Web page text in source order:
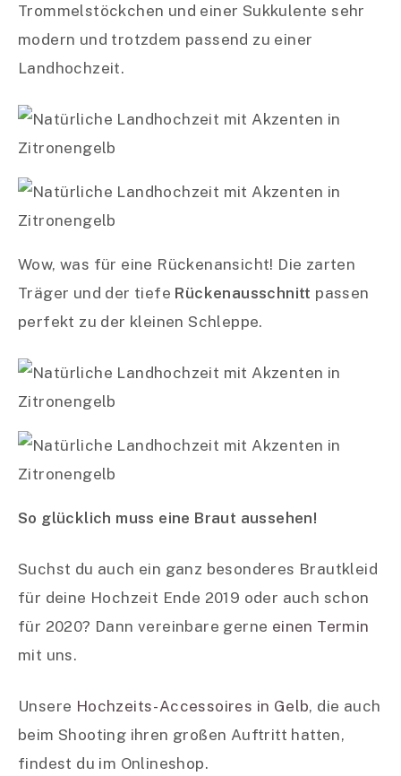
Trommelstöckchen und einer Sukkulente sehr
modern und trotzdem passend zu einer
Landhochzeit.
Wow, was für eine Rückenansicht! Die zarten
Träger und der tiefe Rückenausschnitt passen
perfekt zu der kleinen Schleppe.
So glücklich muss eine Braut aussehen!
Suchst du auch ein ganz besonderes Brautkleid
für deine Hochzeit Ende 2019 oder auch schon
für 2020? Dann vereinbare gerne einen Termin
mit uns.
Unsere Hochzeits-Accessoires in Gelb, die auch
beim Shooting ihren großen Auftritt hatten,
findest du im Onlineshop.